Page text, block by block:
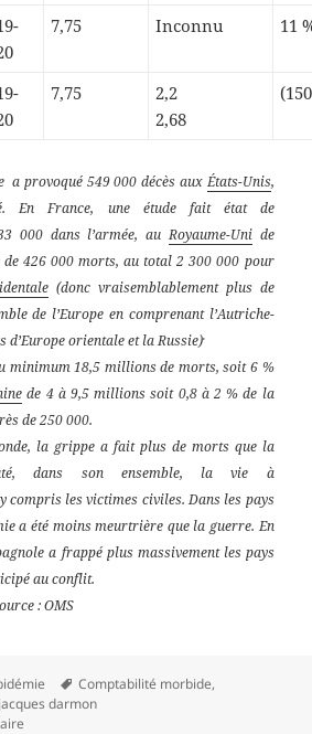
7,75 Inconnu 11
7,75
2,2
2,68
a provoqué 549 000 décès aux États-Unis,
En France, une étude fait état de
000 dans l’armée, au Royaume-Unide
de 426 000 morts, au total 2 300 000 pour
(donc vraisemblablement plus de
de l’Europe en comprenant l’Autriche-
d’Europe orientale et la Russie).
minimum 18,5 millions de morts, soit 6 %
de 4 à 9,5 millions soit 0,8 à 2 % de la
de 250 000.
la grippe a fait plus de morts que la
dans son ensemble, la vie à
compris les victimes civiles. Dans les pays
a été moins meurtrière que la guerre. En
a frappé plus massivement les pays
au conflit.
: OMS
Mots-
clés
Comptabilité morbide,
jacques darmon